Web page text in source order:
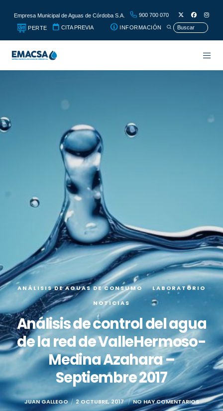
Empresa Municipal de Aguas de Córdoba S.A. 900 700 070
PERTE CITA PREVIA INFORMACIÓN
ANÁLISIS DE AGUAS DE CONSUMO
LABORATORIO
NOTICIAS
Análisis de control del agua
de la red de ValleHermoso-
Medina Azahara –
Septiembre 2017
JUAN GALLEGO 2 OCTUBRE, 2017 NO HAY COMENTARIOS